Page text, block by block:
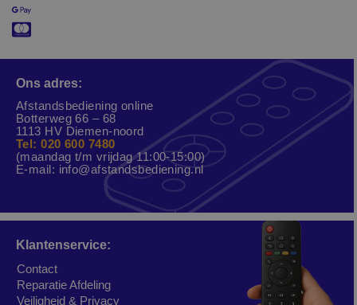
Ons adres:
Afstandsbediening online
Botterweg 66 – 68
1113 HV Diemen-noord
Tel: 020 600 7480
(maandag t/m vrijdag 11:00-15:00)
E-mail: info@afstandsbediening.nl
Klantenservice:
Contact
Reparatie Afdeling
Veiligheid & Privacy